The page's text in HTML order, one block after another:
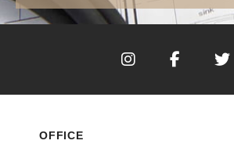
OFFICE